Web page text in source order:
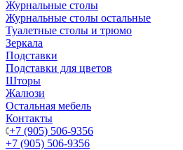
Журнальные столы
Журнальные столы остальные
Туалетные столы и трюмо
Зеркала
Подставки
Подставки для цветов
Шторы
Жалюзи
Остальная мебель
Контакты
+7 (905) 506-9356
+7 (905) 506-9356